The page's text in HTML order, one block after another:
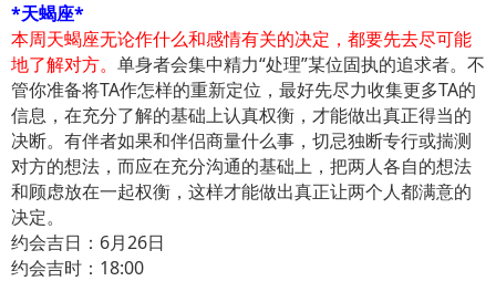
*天蝎座*
本周天蝎座无论作什么和感情有关的决定，都要先去尽可能
地了解对方。 单身者会集中精力“处理”某位固执的追求者。不
管你准备将TA作怎样的重新定位，最好先尽力收集更多TA的
信息，在充分了解的基础上认真权衡，才能做出真正得当的
决断。有伴者如果和伴侣商量什么事，切忌独断专行或揣测
对方的想法，而应在充分沟通的基础上，把两人各自的想法
和顾虑放在一起权衡，这样才能做出真正让两个人都满意的
决定。
约会吉日：6月26日
约会吉时：18:00